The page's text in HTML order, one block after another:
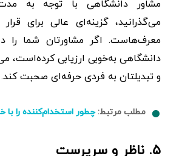
مشاور دانشگاهی با توجه به
می‌گذرانید، گزینه‌ای عالی برای
معرف‌هاست. اگر مشاورتان شما را
دانشگاهی به‌خوبی ارزیابی کرده‌است،
و تبدیلتان به فردی حرفه‌ای صحبت کند.
مطلب مرتبط:چطور استخدام‌کننده را با
۵. ناظر و سرپرست